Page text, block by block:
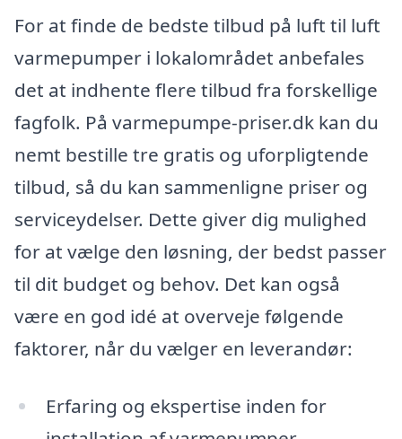
For at finde de bedste tilbud på luft til luft
varmepumper i lokalområdet anbefales
det at indhente flere tilbud fra forskellige
fagfolk. På varmepumpe-priser.dk kan du
nemt bestille tre gratis og uforpligtende
tilbud, så du kan sammenligne priser og
serviceydelser. Dette giver dig mulighed
for at vælge den løsning, der bedst passer
til dit budget og behov. Det kan også
være en god idé at overveje følgende
faktorer, når du vælger en leverandør:
Erfaring og ekspertise inden for